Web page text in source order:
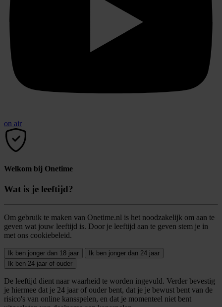
on air
Welkom bij Onetime
Wat is je leeftijd?
Om gebruik te maken van Onetime.nl is het noodzakelijk om aan te
geven wat jouw leeftijd is. Door je leeftijd aan te geven stem je in
met ons cookiebeleid.
Ik ben jonger dan 18 jaar
Ik ben jonger dan 24 jaar
Ik ben 24 jaar of ouder
De leeftijd dient naar waarheid te worden ingevuld. Verder bevestig
je hiermee dat je 24 jaar of ouder bent, dat je je bewust bent van de
risico's van online kansspelen, en dat je momenteel niet bent